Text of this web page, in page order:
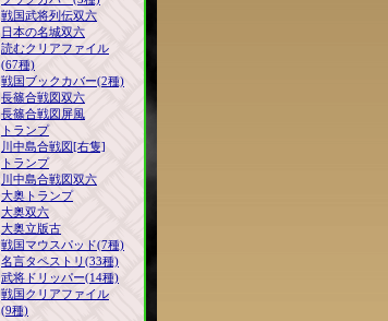
戦国武将列伝双六
日本の名城双六
読むクリアファイル
(67種)
戦国ブックカバー(2種)
長篠合戦図双六
長篠合戦図屏風
トランプ
川中島合戦図[右隻]
トランプ
川中島合戦図双六
大奥トランプ
大奥双六
大奥立版古
戦国マウスパッド(7種)
名言タペストリ(33種)
武将ドリッパー(14種)
戦国クリアファイル
(9種)